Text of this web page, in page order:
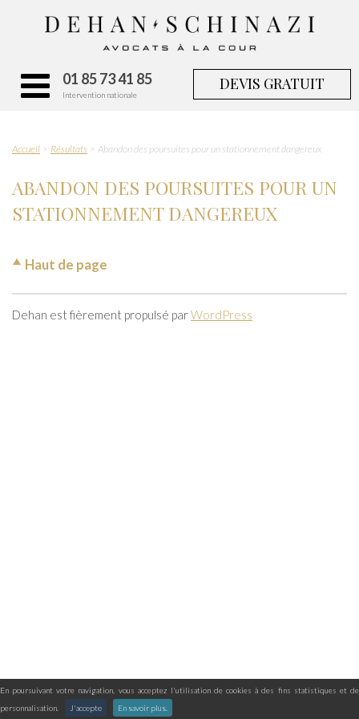
En poursuivant votre navigation, vous acceptez l'utilisation de cookies à des fins statistiques et de
personnalisation.
J'accepte En savoir plus.
01 85 73 41 85
Intervention nationale
DEVIS GRATUIT
Accueil Résultats Abandon des poursuites pour un stationnement dangereux
ABANDON DES POURSUITES POUR UN
STATIONNEMENT DANGEREUX
Haut de page
Dehan est fièrement propulsé parWordPress